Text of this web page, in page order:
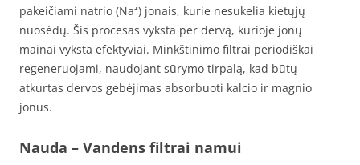
pakeičiami natrio (Na⁺) jonais, kurie nesukelia kietųjų
nuosėdų. Šis procesas vyksta per dervą, kurioje jonų
mainai vyksta efektyviai. Minkštinimo filtrai periodiškai
regeneruojami, naudojant sūrymo tirpalą, kad būtų
atkurtas dervos gebėjimas absorbuoti kalcio ir magnio
jonus.
Nauda – Vandens filtrai namui